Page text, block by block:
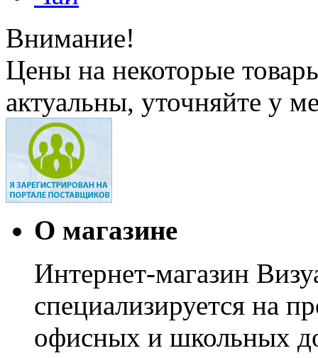
Внимание!
Цены на некоторые
актуальны, уточняйте у
О магазине
Интернет-магазин
специализируется на
офисных и школьных